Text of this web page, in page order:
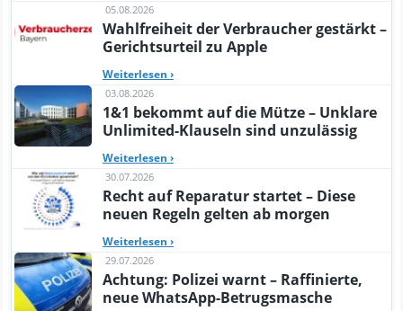
05.08.2026
Wahlfreiheit der Verbraucher gestärkt –
Gerichtsurteil zu Apple
Weiterlesen ›
03.08.2026
1&1 bekommt auf die Mütze – Unklare
Unlimited-Klauseln sind unzulässig
Weiterlesen ›
30.07.2026
Recht auf Reparatur startet – Diese
neuen Regeln gelten ab morgen
Weiterlesen ›
29.07.2026
Achtung: Polizei warnt – Raffinierte,
neue WhatsApp-Betrugsmasche